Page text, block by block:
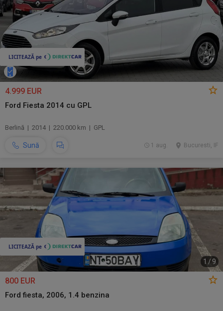
4.999 EUR
Ford Fiesta 2014 cu GPL
Berlină | 2014 | 220.000 km | GPL
Sună Bucuresti, IF
1 aug.
1 / 9
800 EUR
Ford fiesta, 2006, 1.4 benzina